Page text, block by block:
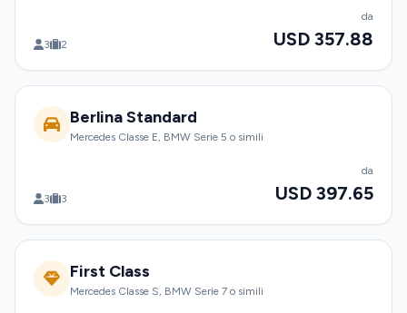
3 2
da
USD 357.88
Berlina Standard
Mercedes Classe E, BMW Serie 5 o simili
3 3
da
USD 397.65
First Class
Mercedes Classe S, BMW Serie 7 o simili